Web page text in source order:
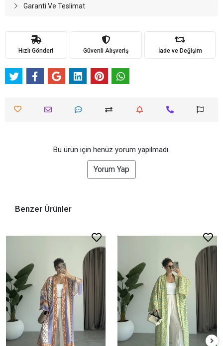
Garanti Ve Teslimat
Hızlı Gönderi Güvenli Alışveriş İade ve Değişim
Bu ürün için henüz yorum yapılmadı.
Yorum Yap
Benzer Ürünler